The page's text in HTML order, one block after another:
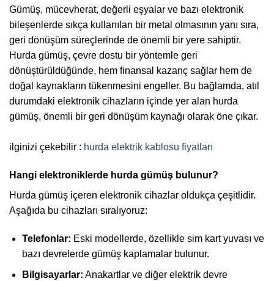
Gümüş, mücevherat, değerli eşyalar ve bazı elektronik
bileşenlerde sıkça kullanılan bir metal olmasının yanı sıra,
geri dönüşüm süreçlerinde de önemli bir yere sahiptir.
Hurda gümüş, çevre dostu bir yöntemle geri
dönüştürüldüğünde, hem finansal kazanç sağlar hem de
doğal kaynakların tükenmesini engeller. Bu bağlamda, atıl
durumdaki elektronik cihazların içinde yer alan hurda
gümüş, önemli bir geri dönüşüm kaynağı olarak öne çıkar.
ilginizi çekebilir : hurda elektrik kablosu fiyatları
Hangi elektroniklerde hurda gümüş bulunur?
Hurda gümüş içeren elektronik cihazlar oldukça çeşitlidir.
Aşağıda bu cihazları sıralıyoruz:
Telefonlar: Eski modellerde, özellikle sim kart yuvası ve
bazı devrelerde gümüş kaplamalar bulunur.
Bilgisayarlar: Anakartlar ve diğer elektrik devre